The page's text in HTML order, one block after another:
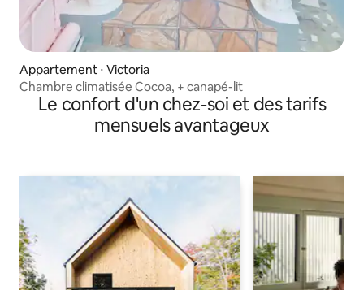
Appartement ⋅ Victoria
Chambre climatisée Cocoa, + canapé-lit
Le confort d'un chez-soi et des tarifs
mensuels avantageux